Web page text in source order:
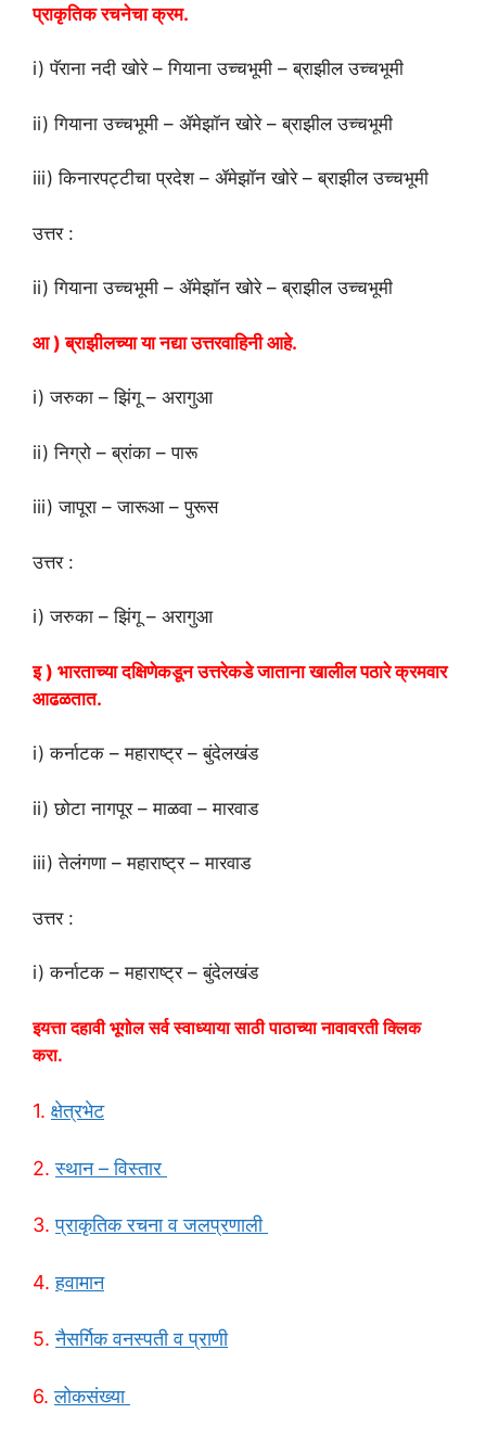
प्राकृतिक रचनेचा क्रम.
i) पॅराना नदी खोरे – गियाना उच्चभूमी – ब्राझील उच्चभूमी
ii) गियाना उच्चभूमी – ॲमेझॉन खोरे – ब्राझील उच्चभूमी
iii) किनारपट्टीचा प्रदेश – ॲमेझॉन खोरे – ब्राझील उच्चभूमी
उत्तर :
ii) गियाना उच्चभूमी – ॲमेझॉन खोरे – ब्राझील उच्चभूमी
आ ) ब्राझीलच्या या नद्या उत्तरवाहिनी आहे.
i) जरुका – झिंगू – अरागुआ
ii) निग्रो – ब्रांका – पारू
iii) जापूरा – जारूआ – पुरूस
उत्तर :
i) जरुका – झिंगू – अरागुआ
इ ) भारताच्या दक्षिणेकडून उत्तरेकडे जाताना खालील पठारे क्रमवार
आढळतात.
i) कर्नाटक – महाराष्ट्र – बुंदेलखंड
ii) छोटा नागपूर – माळवा – मारवाड
iii) तेलंगणा – महाराष्ट्र – मारवाड
उत्तर :
i) कर्नाटक – महाराष्ट्र – बुंदेलखंड
इयत्ता दहावी भूगोल सर्व स्वाध्याया साठी पाठाच्या नावावरती क्लिक
करा.
1. क्षेत्रभेट
2.स्थान – विस्तार
3.प्राकृतिक रचना व जलप्रणाली
4.हवामान
5.नैसर्गिक वनस्पती व प्राणी
6.लोकसंख्या